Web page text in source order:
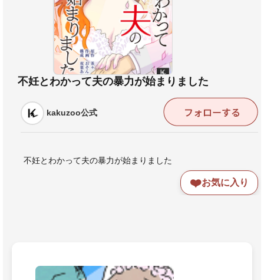
不妊とわかって夫の暴力が始まりました
kakuzoo公式
不妊とわかって夫の暴力が始まりました
❤️お気に入り